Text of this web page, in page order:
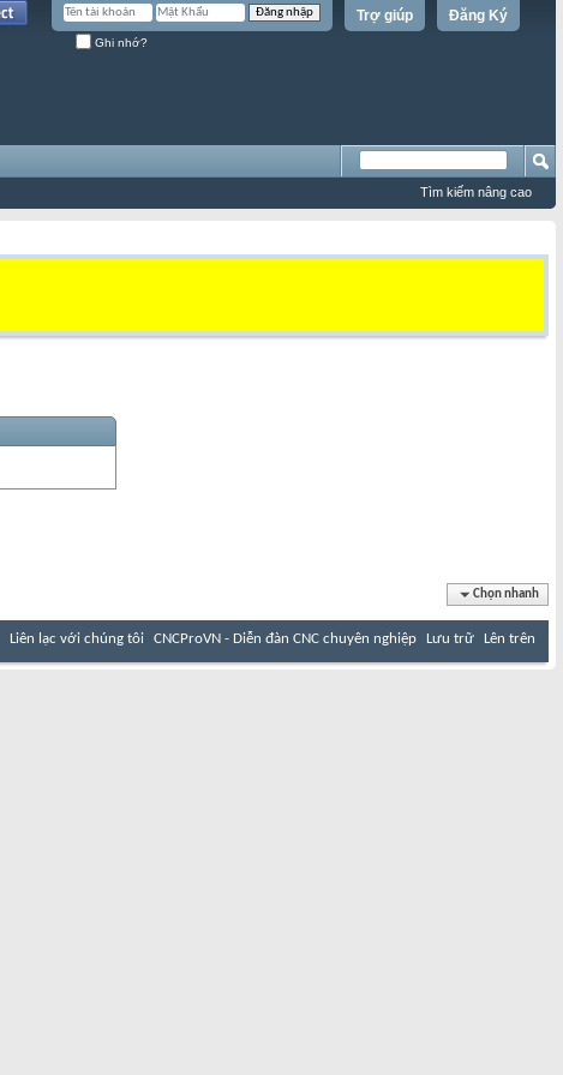
Đăng Ký
Trợ giúp
Ghi nhớ?
Tìm kiếm nâng cao
Chọn nhanh
Liên lạc với chúng tôi CNCProVN - Diễn đàn CNC chuyên nghiệp Lưu trữ Lên trên